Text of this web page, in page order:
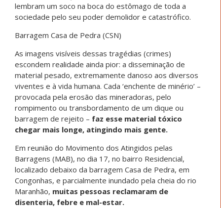
lembram um soco na boca do estômago de toda a
sociedade pelo seu poder demolidor e catastrófico.
Barragem Casa de Pedra (CSN)
As imagens visíveis dessas tragédias (crimes)
escondem realidade ainda pior: a disseminação de
material pesado, extremamente danoso aos diversos
viventes e à vida humana. Cada ‘enchente de minério’ –
provocada pela erosão das mineradoras, pelo
rompimento ou transbordamento de um dique ou
barragem de rejeito – faz esse material tóxico
chegar mais longe, atingindo mais gente.
Em reunião do Movimento dos Atingidos pelas
Barragens (MAB), no dia 17, no bairro Residencial,
localizado debaixo da barragem Casa de Pedra, em
Congonhas, e parcialmente inundado pela cheia do rio
Maranhão, muitas pessoas reclamaram de
disenteria, febre e mal-estar.